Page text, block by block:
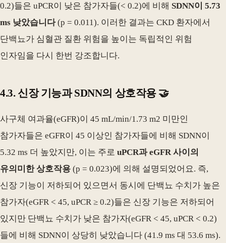
0.2)들은 uPCR이 낮은 참가자들(< 0.2)에 비해 SDNN이 5.73
ms 낮았습니다(p = 0.011). 이러한 결과는 CKD 환자에서
단백뇨가 심혈관 질환 위험을 높이는 독립적인 위험
인자임을 다시 한번 강조합니다.
4.3. 신장 기능과 SDNN의 상호작용 🤝
사구체 여과율(eGFR)이 45 mL/min/1.73 m2 미만인
참가자들은 eGFR이 45 이상인 참가자들에 비해 SDNN이
5.32 ms 더 높았지만, 이는 주로 uPCR과 eGFR 사이의
유의미한 상호작용 (p = 0.023)에 의해 설명되었어요. 즉,
신장 기능이 저하되어 있으면서 동시에 단백뇨 수치가 높은
참가자(eGFR < 45, uPCR ≥ 0.2)들은 신장 기능은 저하되어
있지만 단백뇨 수치가 낮은 참가자(eGFR < 45, uPCR < 0.2)
들에 비해 SDNN이 상당히 낮았습니다 (41.9 ms 대 53.6 ms).